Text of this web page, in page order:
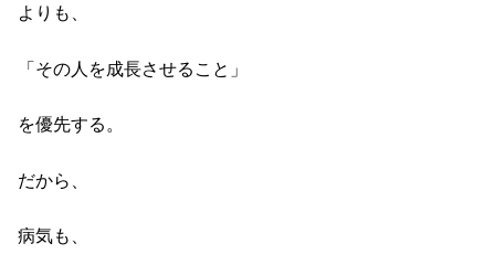
よりも、
「その人を成長させること」
を優先する。
だから、
病気も、